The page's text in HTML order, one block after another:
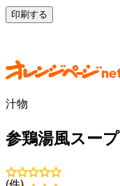
印刷する
汁物
参鶏湯風スープ